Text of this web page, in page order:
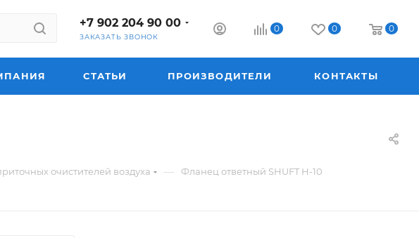
+7 902 204 90 00
ЗАКАЗАТЬ ЗВОНОК
0 0 0
СТАТЬИ ПРОИЗВОДИТЕЛИ КОНТАКТЫ
очистителей воздуха — Фланец ответный SHUFT Н-10